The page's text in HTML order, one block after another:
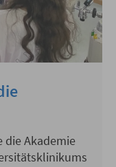
die Akademie